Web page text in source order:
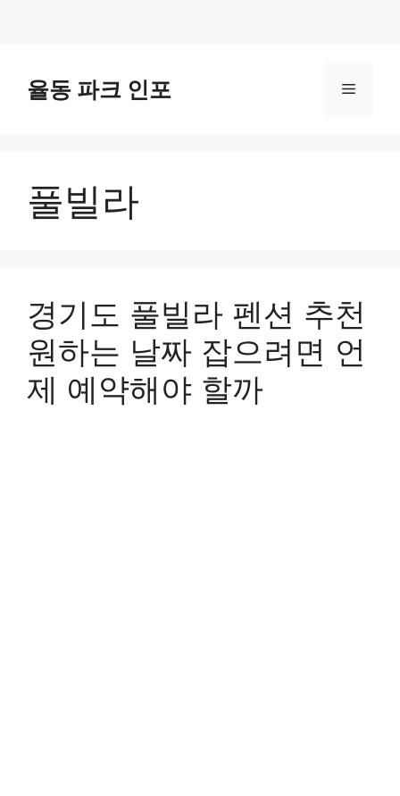
율동 파크 인포 메
풀빌라
경기도 풀빌라 펜션 추천
원하는 날짜 잡으려면 언
제 예약해야 할까